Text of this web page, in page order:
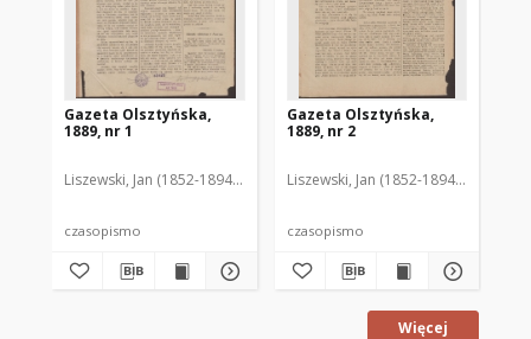
Gazeta Olsztyńska,
1889, nr 1
Liszewski, Jan (1852-1894). Red.
czasopismo
Gazeta Olsztyńska,
1889, nr 2
Liszewski, Jan (1852-1894). Red.
czasopismo
Więcej